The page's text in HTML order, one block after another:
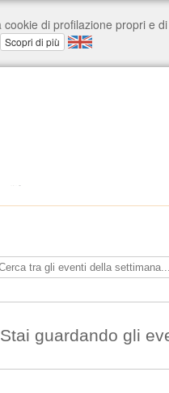
Stai guardando gli